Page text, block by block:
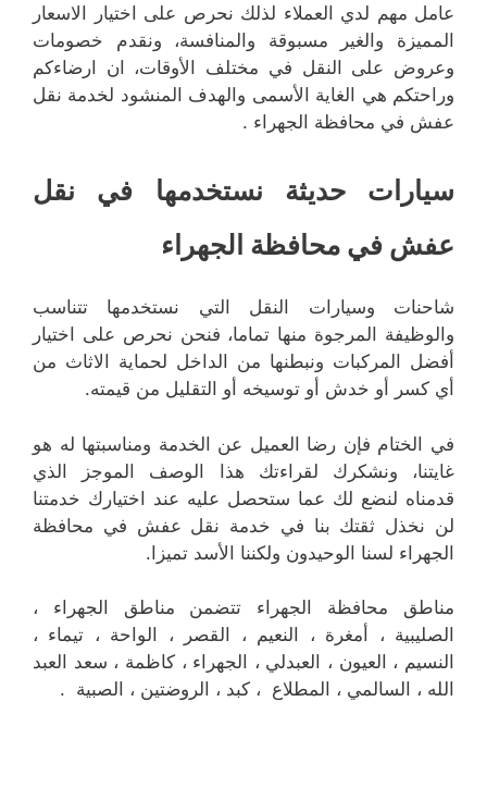
عامل مهم لدي العملاء لذلك نحرص على اختيار الاسعار
المميزة والغير مسبوقة والمنافسة، ونقدم خصومات
وعروض على النقل في مختلف الأوقات، ان ارضاءكم
وراحتكم هي الغاية الأسمى والهدف المنشود لخدمة نقل
عفش في محافظة الجهراء .
سيارات حديثة نستخدمها في نقل
عفش في محافظة الجهراء
شاحنات وسيارات النقل التي نستخدمها تتناسب
والوظيفة المرجوة منها تماما، فنحن نحرص على اختيار
أفضل المركبات ونبطنها من الداخل لحماية الاثاث من
أي كسر أو خدش أو توسيخه أو التقليل من قيمته.
في الختام فإن رضا العميل عن الخدمة ومناسبتها له هو
غايتنا، ونشكرك لقراءتك هذا الوصف الموجز الذي
قدمناه لنضع لك عما ستحصل عليه عند اختيارك خدمتنا
لن نخذل ثقتك بنا في خدمة نقل عفش في محافظة
الجهراء لسنا الوحيدون ولكننا الأسد تميزا.
مناطق محافظة الجهراء تتضمن مناطق الجهراء ،
الصليبية ، أمغرة ، النعيم ، القصر ، الواحة ، تيماء ،
النسيم ، العيون ، العبدلي ، الجهراء ، كاظمة ، سعد العبد
الله ، السالمي ، المطلاع ، كبد ، الروضتين ، الصبية .